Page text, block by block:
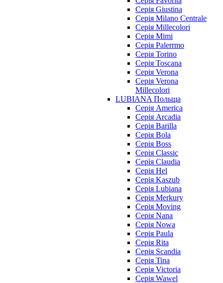
Серія Giustina
Серія Milano Centrale
Серія Millecolori
Серія Mimi
Серія Palerrmo
Серія Torino
Серія Toscana
Серія Verona
Серія Verona
Millecolori
LUBIANA Польща
Серія America
Серія Arcadia
Серія Barilla
Серія Bola
Серія Boss
Серія Classic
Серія Claudia
Серія Hel
Серія Kaszub
Серія Lubiana
Серія Merkury
Серія Moving
Серія Nana
Серія Nowa
Серія Paula
Серія Rita
Серія Scandia
Серія Tina
Серія Victoria
Серія Wawel